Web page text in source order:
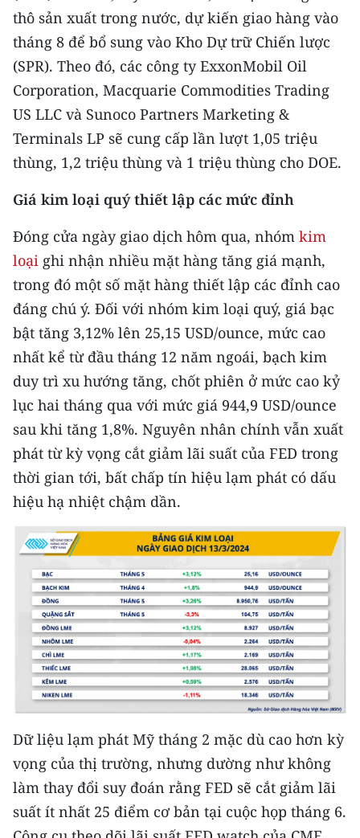
thô sản xuất trong nước, dự kiến giao hàng vào
tháng 8 để bổ sung vào Kho Dự trữ Chiến lược
(SPR). Theo đó, các công ty ExxonMobil Oil
Corporation, Macquarie Commodities Trading
US LLC và Sunoco Partners Marketing &
Terminals LP sẽ cung cấp lần lượt 1,05 triệu
thùng, 1,2 triệu thùng và 1 triệu thùng cho DOE.
Giá kim loại quý thiết lập các mức đỉnh
Đóng cửa ngày giao dịch hôm qua, nhóm kim
loại ghi nhận nhiều mặt hàng tăng giá mạnh,
trong đó một số mặt hàng thiết lập các đỉnh cao
đáng chú ý. Đối với nhóm kim loại quý, giá bạc
bật tăng 3,12% lên 25,15 USD/ounce, mức cao
nhất kể từ đầu tháng 12 năm ngoái, bạch kim
duy trì xu hướng tăng, chốt phiên ở mức cao kỷ
lục hai tháng qua với mức giá 944,9 USD/ounce
sau khi tăng 1,8%. Nguyên nhân chính vẫn xuất
phát từ kỳ vọng cắt giảm lãi suất của FED trong
thời gian tới, bất chấp tín hiệu lạm phát có dấu
hiệu hạ nhiệt chậm dần.
Dữ liệu lạm phát Mỹ tháng 2 mặc dù cao hơn kỳ
vọng của thị trường, nhưng dường như không
làm thay đổi suy đoán rằng FED sẽ cắt giảm lãi
suất ít nhất 25 điểm cơ bản tại cuộc họp tháng 6.